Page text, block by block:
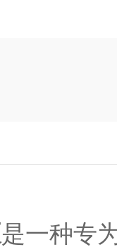
是一种专